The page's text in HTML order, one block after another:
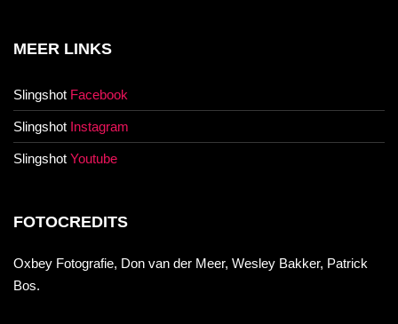
MEER LINKS
Slingshot Facebook
Slingshot Instagram
Slingshot Youtube
FOTOCREDITS
Oxbey Fotografie, Don van der Meer, Wesley Bakker, Patrick
Bos.